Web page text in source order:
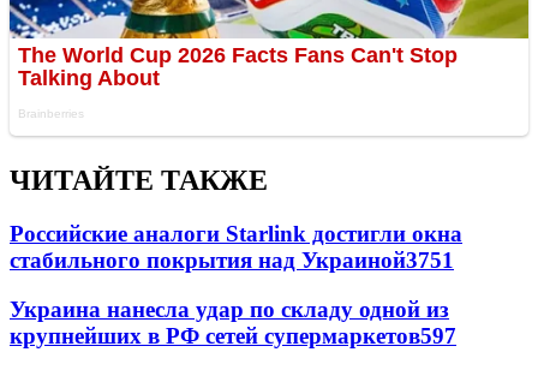
ЧИТАЙТЕ ТАКЖЕ
Российские аналоги Starlink достигли окна
стабильного покрытия над Украиной3751
Украина нанесла удар по складу одной из
крупнейших в РФ сетей супермаркетов597